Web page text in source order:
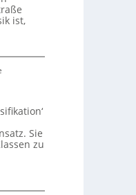
ist,
Sie
zu